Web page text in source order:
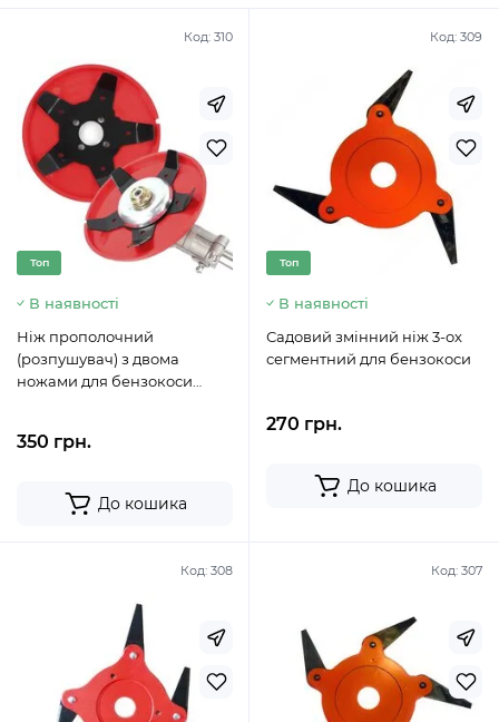
Код: 310
Топ
В наявності
Ніж прополочний
(розпушувач) з двома
ножами для бензокоси
350 грн.
До кошика
Код: 309
Топ
В наявності
Садовий змінний ніж 3-ох
сегментний для бензокоси
270 грн.
До кошика
Код: 308 Код: 307